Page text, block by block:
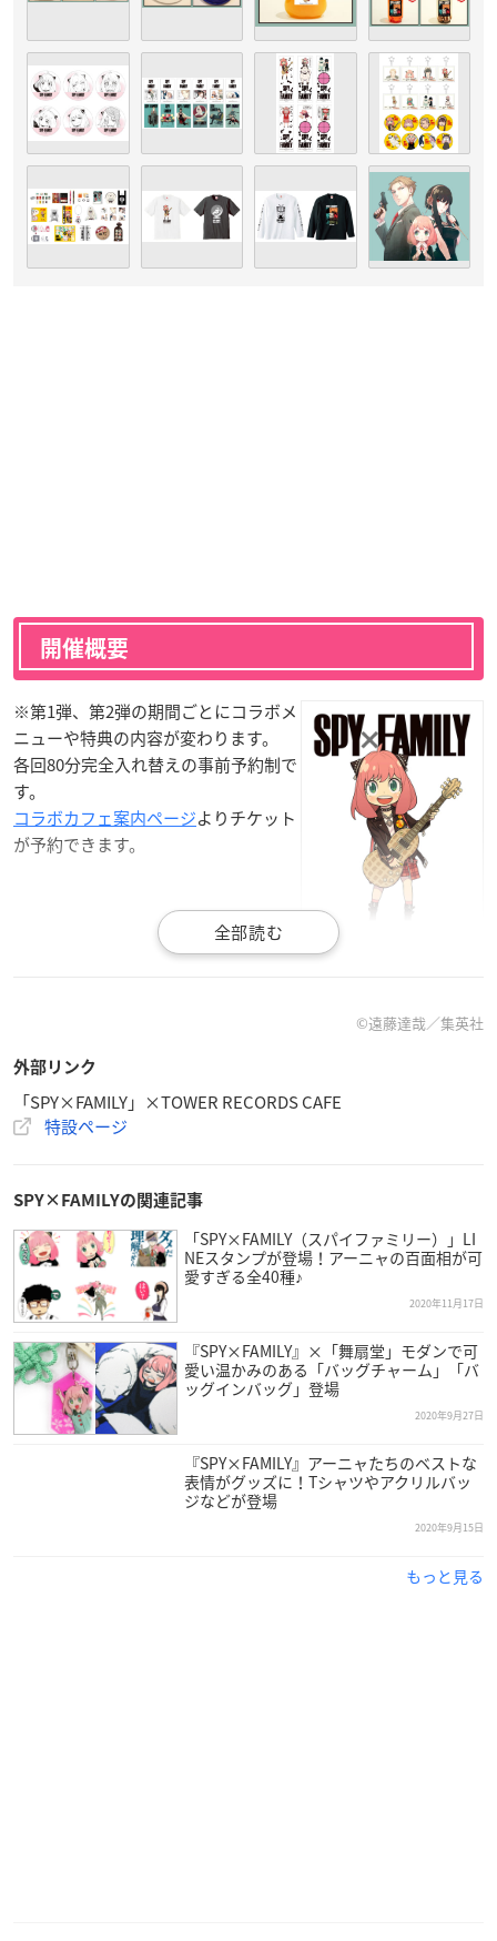
開催概要
※第1弾、第2弾の期間ごとにコラボメ
ニューや特典の内容が変わります。
各回80分完全入れ替えの事前予約制で
す。
コラボカフェ案内ページよりチケット
が予約できます。
第2弾：2021年1月12日(火)～2021年1月24日(日)
営業時間：11:00～20:40（テイクアウトL.O／19:40）
※12月31日（木）は19:00までの短縮営業。
名古屋栄スカイル店
（愛知県名古屋市中区栄3-4-5 SKYLE 9F）
第1弾：2020年12月24日(木)～2021年1月５日(火)
第2弾：2021年1月6日(水)～2021年1月16日(土)
営業時間：11:00～20:40（テイクアウトL.O／19:40）
※12月31日（木）は17時50分までの短縮営業。
※1月1日(金)、2日(土)は休業。
（大阪府大阪市北区茶屋町10-12 NU chayamachi 6F）
©遠藤達哉／集英社
外部リンク
「SPY×FAMILY」×TOWER RECORDS CAFE
特設ページ
SPY×FAMILYの関連記事
「SPY×FAMILY（スパイファミリー）」LI
NEスタンプが登場！アーニャの百面相が可
愛すぎる全40種♪
2020年11月17日
『SPY×FAMILY』×「舞扇堂」モダンで可
愛い温かみのある「バッグチャーム」「バ
ッグインバッグ」登場
2020年9月27日
『SPY×FAMILY』アーニャたちのベストな
表情がグッズに！Tシャツやアクリルバッ
ジなどが登場
2020年9月15日
もっと見る